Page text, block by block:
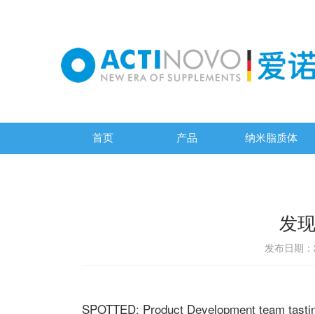
首页 产品 纳米脂质体
发
发布日期
SPOTTED: Product Development team